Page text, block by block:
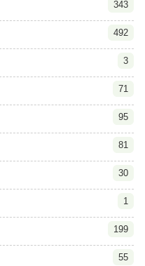
343
492
3
71
95
81
30
1
199
55